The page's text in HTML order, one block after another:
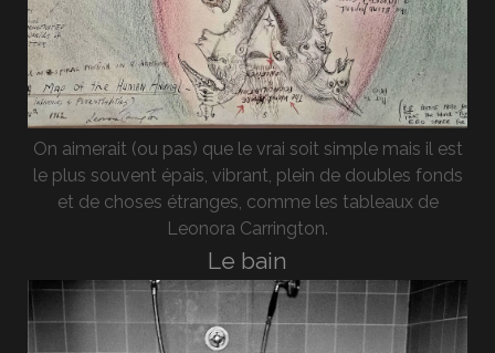
On aimerait (ou pas) que le vrai soit simple mais il est
le plus souvent épais, vibrant, plein de doubles fonds
et de choses étranges, comme les tableaux de
Leonora Carrington.
Le bain